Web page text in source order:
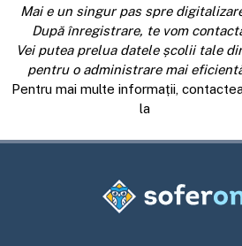
Mai e un singur pas spre
După înregistrare, te vom
Vei putea prelua datele școlii tale
pentru o administrare mai
Pentru mai multe informații,
la